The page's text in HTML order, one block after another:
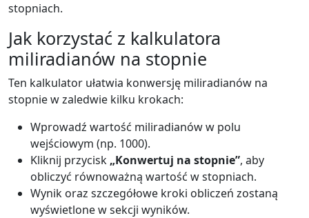
stopniach.
Jak korzystać z kalkulatora
miliradianów na stopnie
Ten kalkulator ułatwia konwersję miliradianów na
stopnie w zaledwie kilku krokach:
Wprowadź wartość miliradianów w polu
wejściowym (np. 1000).
Kliknij przycisk „Konwertuj na stopnie”, aby
obliczyć równoważną wartość w stopniach.
Wynik oraz szczegółowe kroki obliczeń zostaną
wyświetlone w sekcji wyników.